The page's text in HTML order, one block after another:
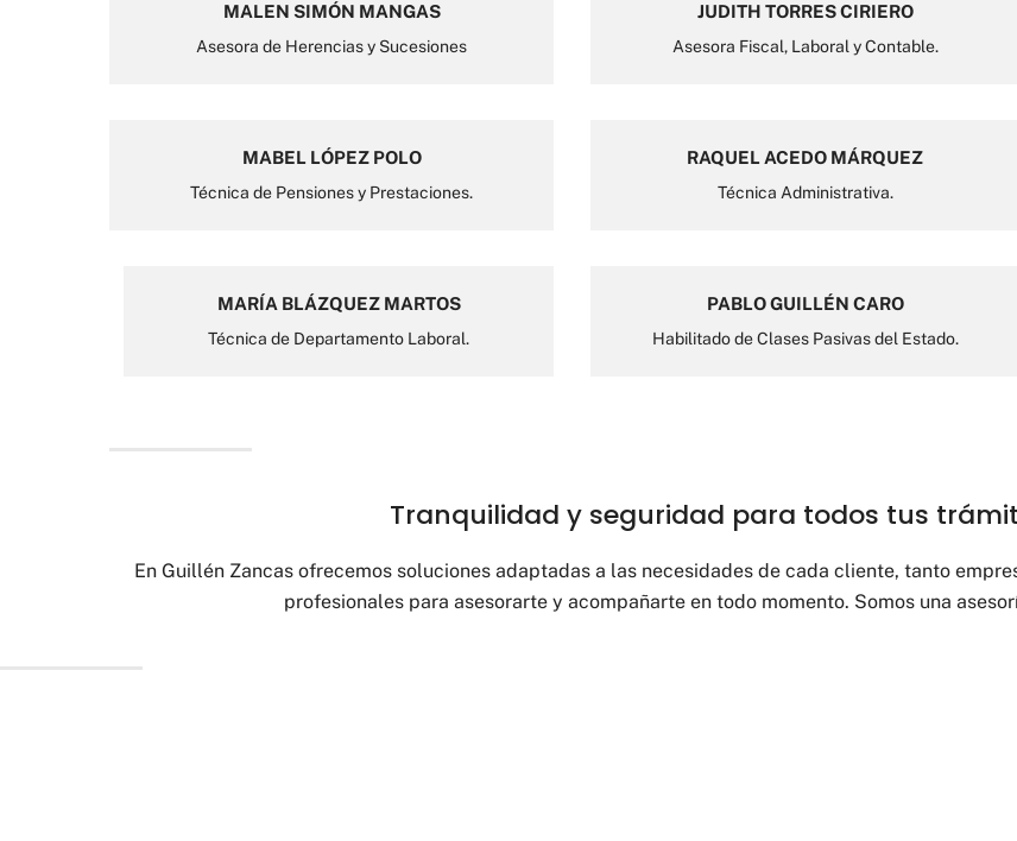
MALEN SIMÓN MANGAS
Asesora de Herencias y Sucesiones
JUDITH TORRES CIRIERO
Asesora Fiscal, Laboral y Contable.
MABEL LÓPEZ POLO
Técnica de Pensiones y Prestaciones.
RAQUEL ACEDO MÁRQUEZ
Técnica Administrativa.
MARÍA BLÁZQUEZ MARTOS
Técnica de Departamento Laboral.
PABLO GUILLÉN CARO
Habilitado de Clases Pasivas del Estado.
Tranquilidad y seguridad para todos tus
En Guillén Zancas ofrecemos soluciones adaptadas a las necesidades de cada cliente, tanto
profesionales para asesorarte y acompañarte en todo momento. Somos una